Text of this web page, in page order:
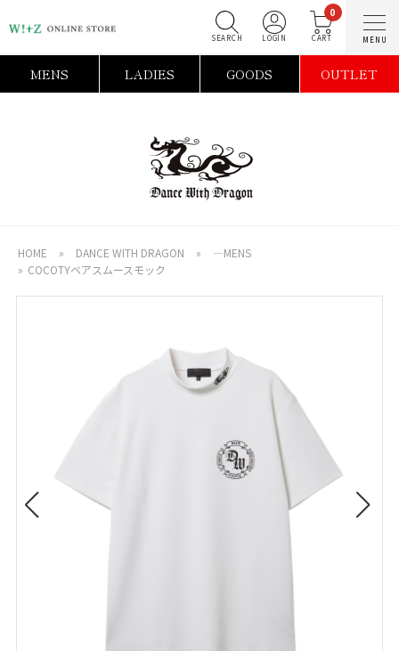
0
MENS LADIES GOODS OUTLET
HOME » DANCE WITH DRAGON »
―MENS
» COCOTYベアスムースモック